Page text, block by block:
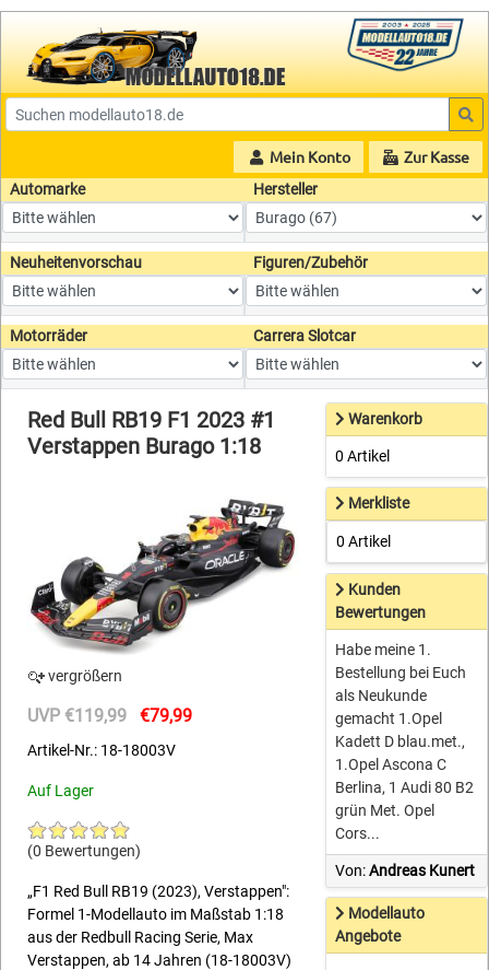
Mein Konto Zur Kasse
Automarke Hersteller
Neuheitenvorschau Figuren/Zubehör
Motorräder Carrera Slotcar
Red Bull RB19 F1 2023 #1
Verstappen Burago 1:18
vergrößern
UVP €119,99 €79,99
Artikel-Nr.: 18-18003V
Auf Lager
(0 Bewertungen)
„F1 Red Bull RB19 (2023), Verstappen":
Formel 1-Modellauto im Maßstab 1:18
aus der Redbull Racing Serie, Max
Verstappen, ab 14 Jahren (18-18003V)
Warenkorb
0 Artikel
Merkliste
0 Artikel
Kunden
Bewertungen
Habe meine 1.
Bestellung bei Euch
als Neukunde
gemacht 1.Opel
Kadett D blau.met.,
1.Opel Ascona C
Berlina, 1 Audi 80 B2
grün Met. Opel
Cors...
Von:Andreas Kunert
Modellauto
Angebote